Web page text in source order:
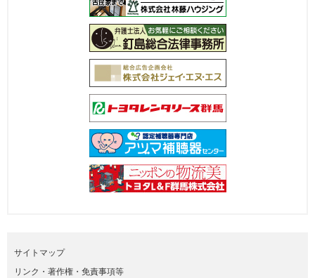
サイトマップ
リンク・著作権・免責事項等